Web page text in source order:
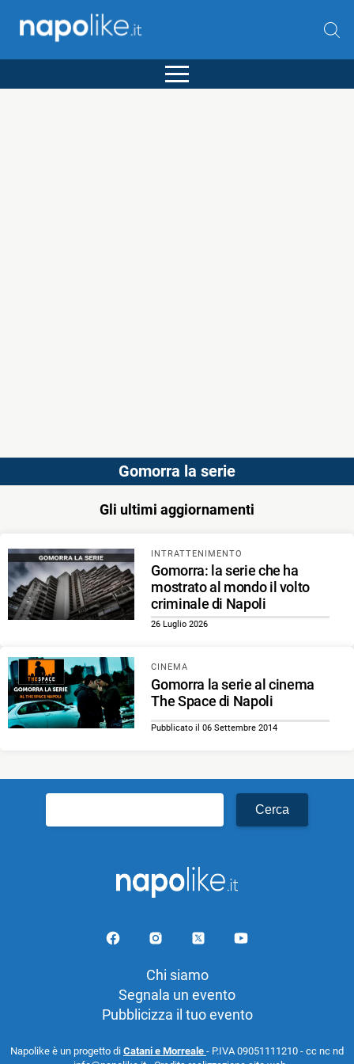
Gomorra la serie
Gli ultimi aggiornamenti
INTRATTENIMENTO
Gomorra: la serie che ha
mostrato al mondo il volto
criminale di Napoli
26 Luglio 2026
CINEMA
Gomorra la serie al cinema
The Space di Napoli
Pubblicato il 06 Settembre 2014
per:
Chi siamo
Segnala un evento
Pubblicizza il tuo evento
Napolike è un progetto di Catani e Morreale - P.IVA 09051111210 - cc nc nd